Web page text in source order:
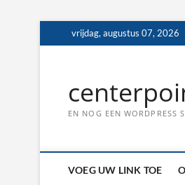
naar
vrijdag, augustus 07, 2026
EN NOG EEN WORDPRESS
VOEG UW LINK TOE